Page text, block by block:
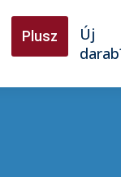
Plusz
Új